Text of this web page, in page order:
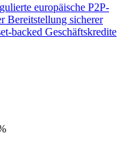
europäische P2P-
Bereitstellung sicherer
backed Geschäftskredite